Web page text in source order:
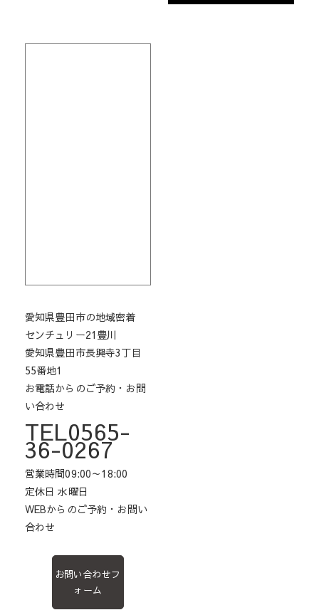
愛知県豊田市の地域密着
センチュリー21豊川
愛知県豊田市長興寺3丁目
55番地1
お電話からのご予約・お問
い合わせ
TEL0565-
36-0267
営業時間09:00～18:00
定休日 水曜日
WEBからのご予約・お問い
合わせ
お問い合わせフ
ォーム